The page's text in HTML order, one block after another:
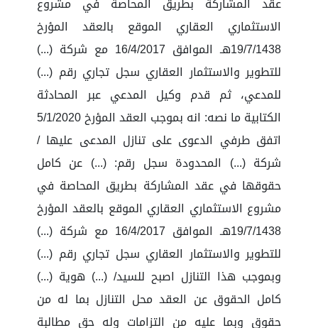
الاستثماري العقاري الموقع بالعقد المؤرخ
19/7/1438هـ الموافق 16/4/2017 مع شركة (...)
للتطوير والاستثمار العقاري سجل تجاري رقم (...)
للمدعي، ثم قدم وكيل المدعي عبر المحادثة
الكتابية ما نصه: انه بموجب العقد المؤرخ 5/1/2020
اتفق طرفي الدعوى على تنازل المدعى عليها /
شركة (...) المحدودة سجل رقم: (...) عن كامل
حقوقها في عقد المشاركة بطريق المحاصة في
مشروع الاستثماري العقاري الموقع بالعقد المؤرخ
19/7/1438هـ الموافق 16/4/2017 مع شركة (...)
للتطوير والاستثمار العقاري سجل تجاري رقم (...)
وبموجب هذا التنازل اصبح للسيد/ (...) هوية (...)
كامل الحقوق عن العقد محل التنازل بما له من
حقوق وبما عليه من التزامات وله حق مطالبة